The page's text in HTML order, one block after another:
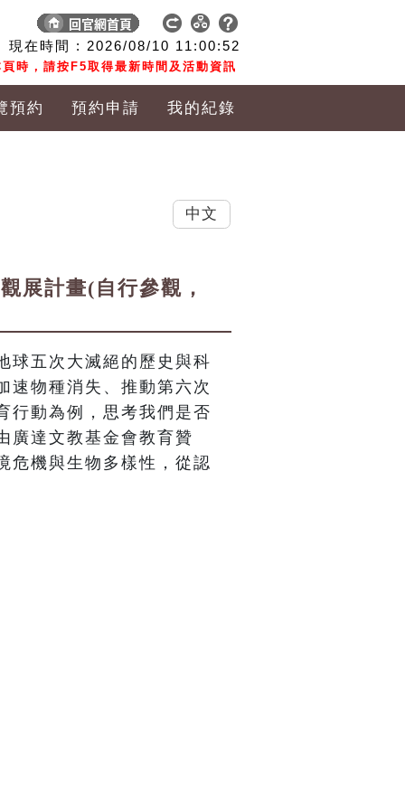
現在時間 : 2026/08/10 11:00:53
時，請按F5取得最新時間及活動資訊
預約 預約申請 我的紀錄
展計畫(自行參觀，
球五次大滅絕的歷史與科
速物種消失、推動第六次
行動為例，思考我們是否
廣達文教基金會教育贊
危機與生物多樣性，從認